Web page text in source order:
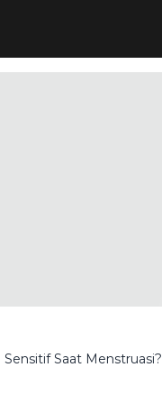
Saat Menstruasi?